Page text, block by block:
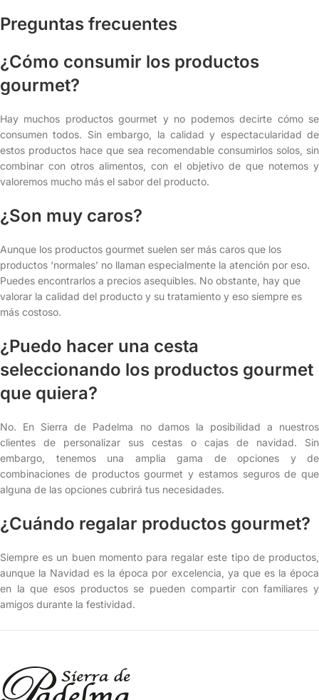
Preguntas frecuentes
¿Cómo consumir los productos
gourmet?
Hay muchos productos gourmet y no podemos decirte cómo se
consumen todos. Sin embargo, la calidad y espectacularidad de
estos productos hace que sea recomendable consumirlos solos, sin
combinar con otros alimentos, con el objetivo de que notemos y
valoremos mucho más el sabor del producto.
¿Son muy caros?
Aunque los productos gourmet suelen ser más caros que los
productos ‘normales’ no llaman especialmente la atención por eso.
Puedes encontrarlos a precios asequibles. No obstante, hay que
valorar la calidad del producto y su tratamiento y eso siempre es
más costoso.
¿Puedo hacer una cesta
seleccionando los productos gourmet
que quiera?
No. En Sierra de Padelma no damos la posibilidad a nuestros
clientes de personalizar sus cestas o cajas de navidad. Sin
embargo, tenemos una amplia gama de opciones y de
combinaciones de productos gourmet y estamos seguros de que
alguna de las opciones cubrirá tus necesidades.
¿Cuándo regalar productos gourmet?
Siempre es un buen momento para regalar este tipo de productos,
aunque la Navidad es la época por excelencia, ya que es la época
en la que esos productos se pueden compartir con familiares y
amigos durante la festividad.